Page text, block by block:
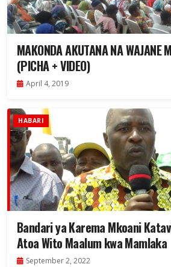
MAKONDA AKUTANA NA WAJANE
(PICHA + VIDEO)
April 4, 2019
HABARI
Bandari ya Karema Mkoani
Atoa Wito Maalum kwa Mamlaka
September 2, 2022